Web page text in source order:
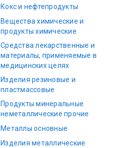
Кокс и нефтепродукты
Вещества химические и
продукты химические
Средства лекарственные и
материалы, применяемые в
медицинских целях
Изделия резиновые и
пластмассовые
Продукты минеральные
неметаллические прочие
Металлы основные
Изделия металлические